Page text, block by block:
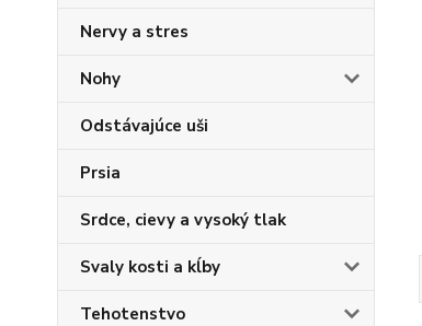
Nervy a stres
Nohy
Odstávajúce uši
Prsia
Srdce, cievy a vysoký tlak
Svaly kosti a kĺby
Tehotenstvo